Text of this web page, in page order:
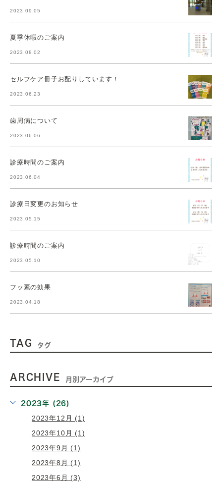
2023.09.05
夏季休暇のご案内
2023.08.02
セルフケア冊子お配りしています！
2023.06.23
歯周病について
2023.06.06
診療時間のご案内
2023.06.04
診療日変更のお知らせ
2023.05.15
診療時間のご案内
2023.05.10
フッ素の効果
2023.04.18
TAG タグ
ARCHIVE 月別アーカイブ
2023年 (26)
2023年12月 (1)
2023年10月 (1)
2023年9月 (1)
2023年8月 (1)
2023年6月 (3)